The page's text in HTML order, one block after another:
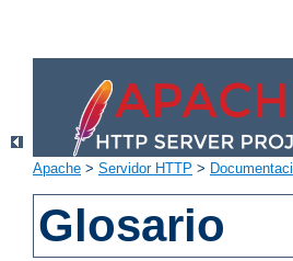
Apache > Servidor HTTP >
Glosario